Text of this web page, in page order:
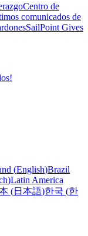
Centro de
comunicados de
SailPoint Gives
(English)Brazil
)Latin America
(日本語)한국 (한